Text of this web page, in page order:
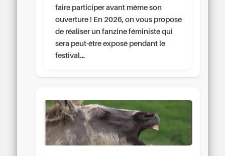
faire participer avant même son
ouverture ! En 2026, on vous propose
de réaliser un fanzine féministe qui
sera peut-être exposé pendant le
festival…